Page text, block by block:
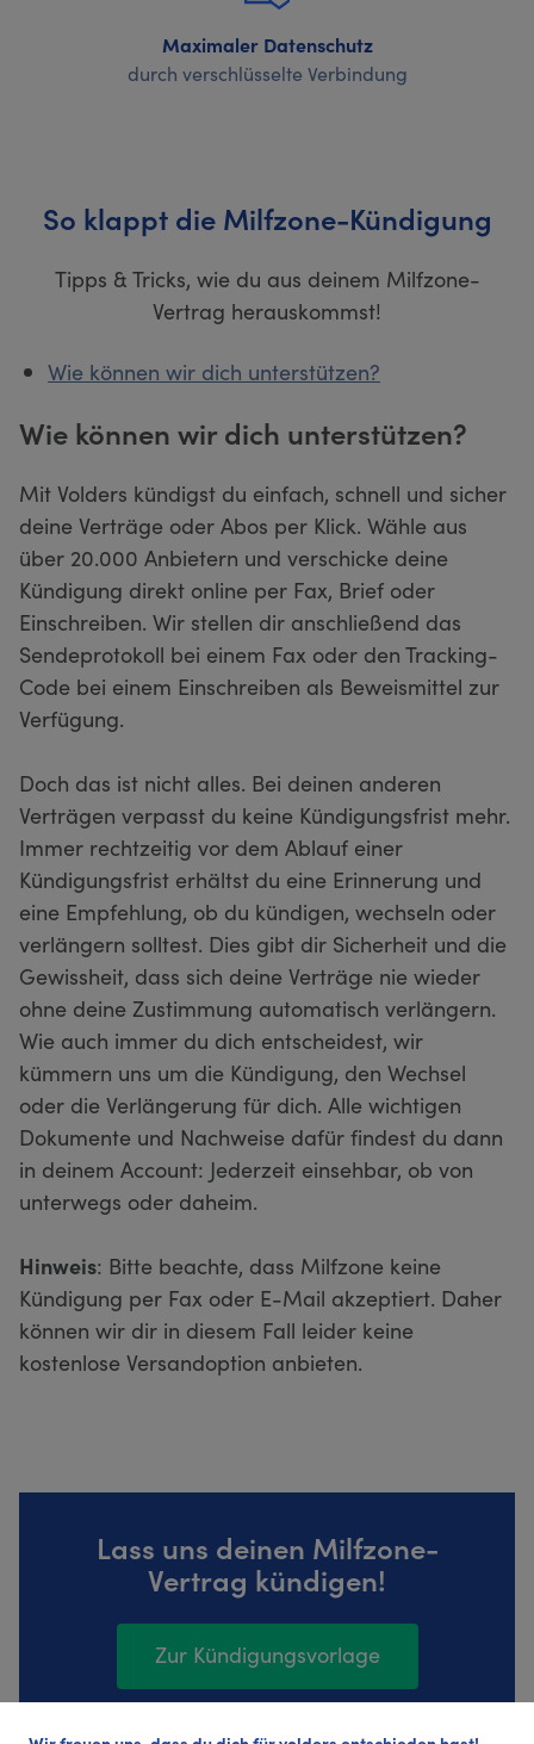
Maximaler Datenschutz
durch verschlüsselte Verbindung
So klappt die Milfzone-Kündigung
Tipps & Tricks, wie du aus deinem Milfzone-
Vertrag herauskommst!
Wie können wir dich unterstützen?
Wie können wir dich unterstützen?
Mit Volders kündigst du einfach, schnell und sicher
deine Verträge oder Abos per Klick. Wähle aus
über 20.000 Anbietern und verschicke deine
Kündigung direkt online per Fax, Brief oder
Einschreiben. Wir stellen dir anschließend das
Sendeprotokoll bei einem Fax oder den Tracking-
Code bei einem Einschreiben als Beweismittel zur
Verfügung.
Doch das ist nicht alles. Bei deinen anderen
Verträgen verpasst du keine Kündigungsfrist mehr.
Immer rechtzeitig vor dem Ablauf einer
Kündigungsfrist erhältst du eine Erinnerung und
eine Empfehlung, ob du kündigen, wechseln oder
verlängern solltest. Dies gibt dir Sicherheit und die
Gewissheit, dass sich deine Verträge nie wieder
ohne deine Zustimmung automatisch verlängern.
Wie auch immer du dich entscheidest, wir
kümmern uns um die Kündigung, den Wechsel
oder die Verlängerung für dich. Alle wichtigen
Dokumente und Nachweise dafür findest du dann
in deinem Account: Jederzeit einsehbar, ob von
unterwegs oder daheim.
Hinweis: Bitte beachte, dass Milfzone keine
Kündigung per Fax oder E-Mail akzeptiert. Daher
können wir dir in diesem Fall leider keine
kostenlose Versandoption anbieten.
Lass uns deinen Milfzone-
Vertrag kündigen!
Zur Kündigungsvorlage